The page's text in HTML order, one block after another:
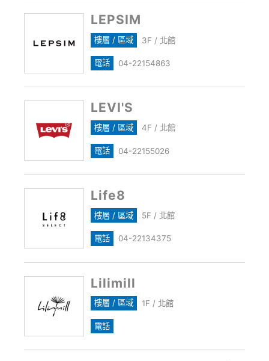
LEPSIM
樓層 / 區域 3F / 北館
電話 04-22154863
LEVI'S
樓層 / 區域 4F / 北館
電話 04-22155026
Life8
樓層 / 區域 5F / 北館
電話 04-22134375
Lilimill
樓層 / 區域 1F / 北館
電話